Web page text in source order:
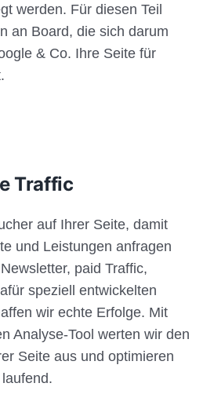
werden. Für diesen Teil
an Board, die sich darum
& Co. Ihre Seite für
Traffic
auf Ihrer Seite, damit
und Leistungen anfragen
paid Traffic,
speziell entwickelten
wir echte Erfolge. Mit
Analyse-Tool werten wir den
Seite aus und optimieren